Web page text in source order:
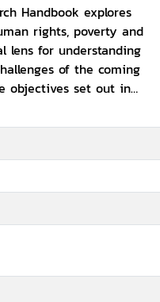
Handbook explores
rights, poverty and
lens for understanding
of the coming
objectives set out in
Goals. The
from the premise
an issue of minimum
profound ways that
inequality of
to economic,
political rights.